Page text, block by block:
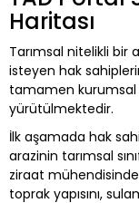
Haritası
Tarımsal nitelikli bir
isteyen hak
tamamen kurumsal
yürütülmektedir.
İlk aşamada hak
arazinin tarımsal
ziraat
toprak yapısını,